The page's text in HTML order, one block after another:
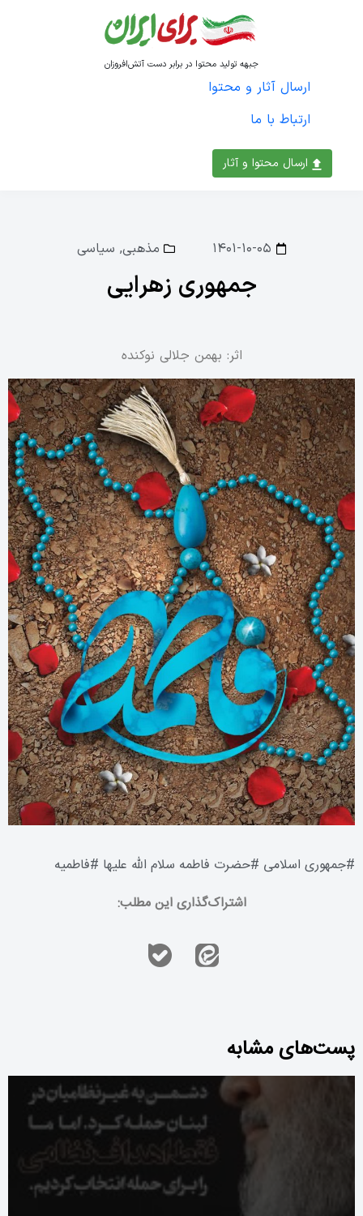
ارسال محتوا و آثار
جبهه تولید محتوا در برابر دست آتش‌افروزان
ارسال آثار و محتوا
ارتباط با ما
۱۴۰۱-۱۰-۰۵ مذهبی, سیاسی
جمهوری زهرایی
اثر: بهمن جلالی نوکنده
#جمهوری اسلامی #حضرت فاطمه سلام الله علیها #فاطمیه
اشتراک‌گذاری این مطلب:
پست‌های مشابه